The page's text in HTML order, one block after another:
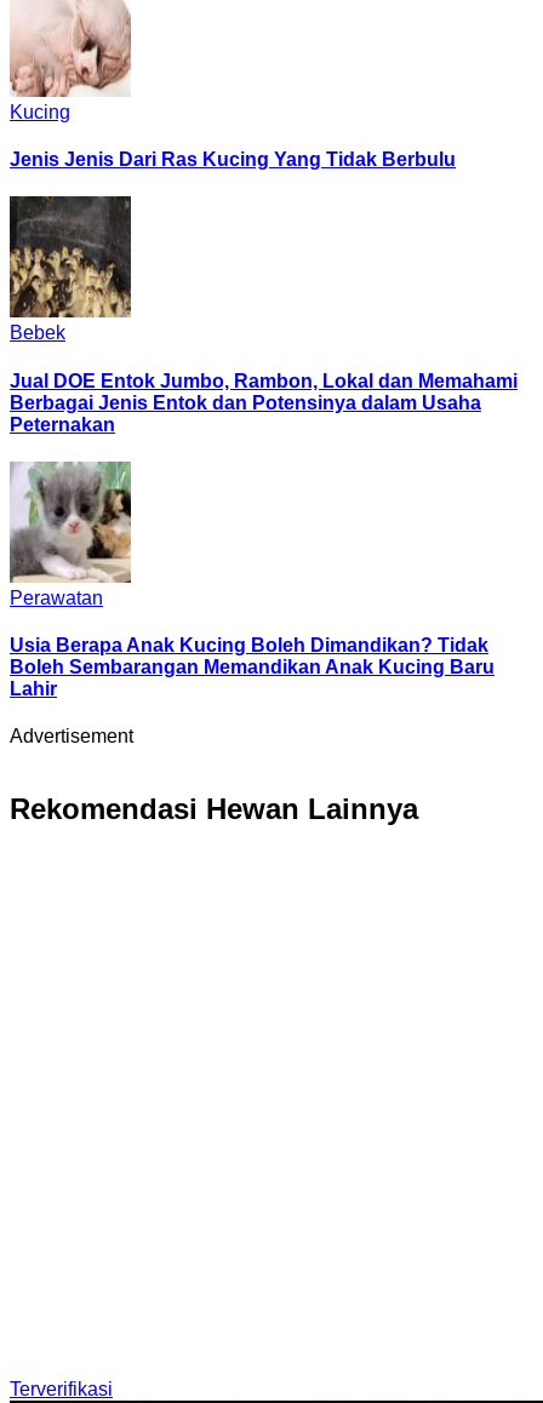
Kucing
Jenis Jenis Dari Ras Kucing Yang Tidak Berbulu
Bebek
Jual DOE Entok Jumbo, Rambon, Lokal dan Memahami
Berbagai Jenis Entok dan Potensinya dalam Usaha
Peternakan
Perawatan
Usia Berapa Anak Kucing Boleh Dimandikan? Tidak
Boleh Sembarangan Memandikan Anak Kucing Baru
Lahir
Advertisement
Rekomendasi Hewan Lainnya
Terverifikasi